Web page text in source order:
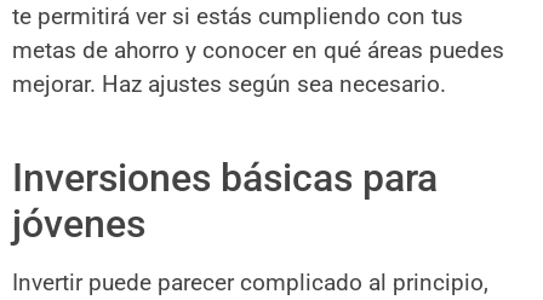
te permitirá ver si estás cumpliendo con tus
metas de ahorro y conocer en qué áreas puedes
mejorar. Haz ajustes según sea necesario.
Inversiones básicas para
jóvenes
Invertir puede parecer complicado al principio,